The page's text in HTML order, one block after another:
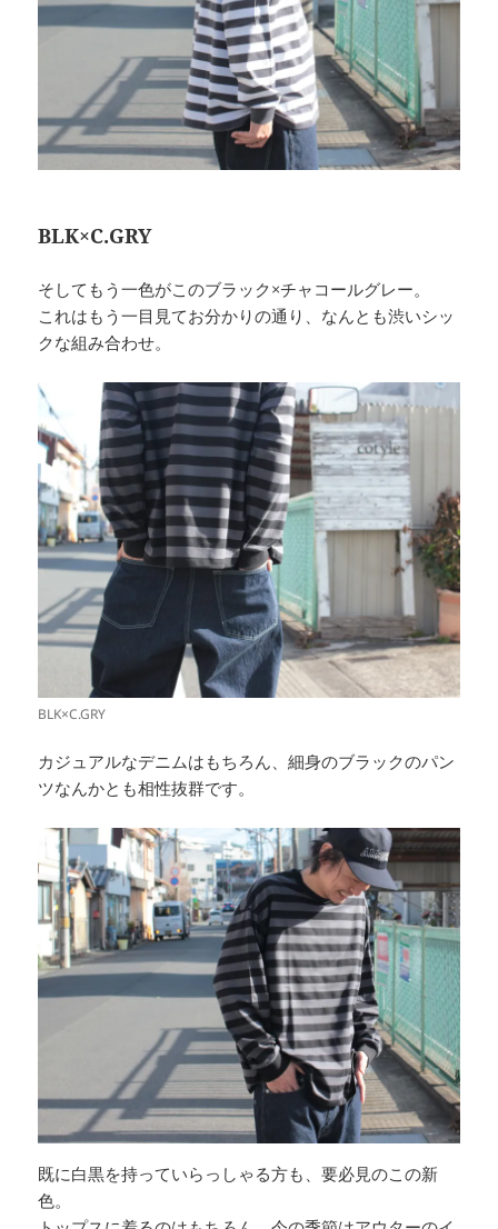
BLK×C.GRY
そしてもう一色がこのブラック×チャコールグレー。
これはもう一目見てお分かりの通り、なんとも渋いシッ
クな組み合わせ。
BLK×C.GRY
カジュアルなデニムはもちろん、細身のブラックのパン
ツなんかとも相性抜群です。
既に白黒を持っていらっしゃる方も、要必見のこの新
色。